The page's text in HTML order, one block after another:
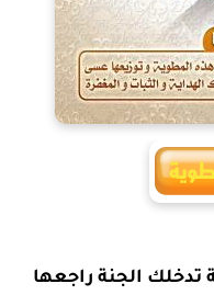
تدخلك الجنة راجعها